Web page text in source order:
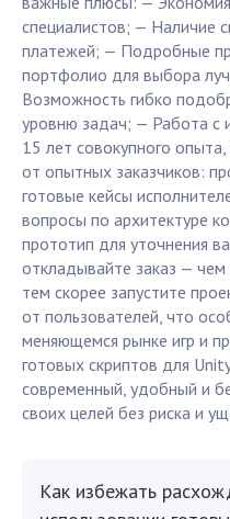
специалистов; — Наличие
платежей; — Подробные
портфолио для выбора
Возможность гибко
уровню задач; — Работа с
15 лет совокупного
от опытных заказчиков:
готовые кейсы
вопросы по архитектуре
прототип для уточнения
откладывайте заказ —
тем скорее запустите
от пользователей, что
меняющемся рынке игр и
готовых скриптов для
современный, удобный и
своих целей без риска и
Как избежать